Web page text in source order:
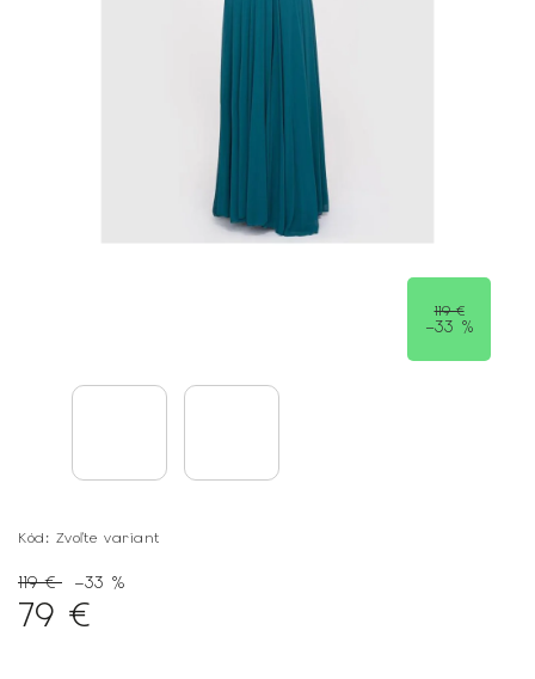
119 €
–33 %
Kód: Zvoľte variant
119 € –33 %
79 €